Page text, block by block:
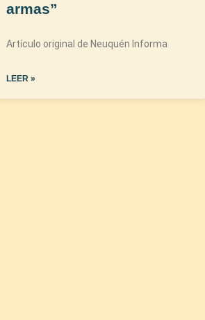
armas”
Artículo original de Neuquén Informa
LEER »